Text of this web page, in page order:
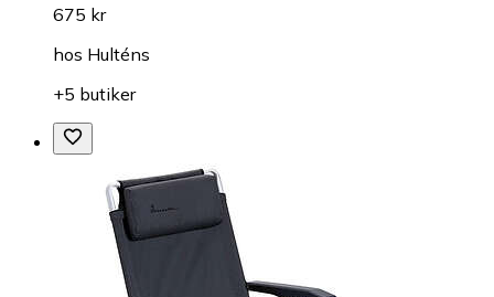
675 kr
hos Hulténs
+5 butiker